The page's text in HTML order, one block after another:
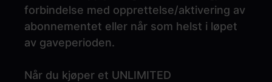
forbindelse med opprettelse/aktivering av
abonnementet eller når som helst i løpet
av gaveperioden.
Når du kjøper et UNLIMITED